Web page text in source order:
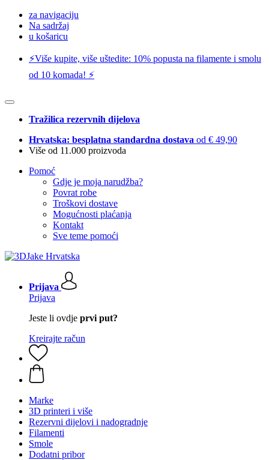
za navigaciju
Na sadržaj
u košaricu
⚡️Više kupite, više uštedite: 10% popusta na filamente i smolu
od 10 komada! ⚡️
Tražilica rezervnih dijelova
Hrvatska: besplatna standardna dostava od € 49,90
Više od 11.000 proizvoda
Pomoć
Gdje je moja narudžba?
Povrat robe
Troškovi dostave
Mogućnosti plaćanja
Kontakt
Sve teme pomoći
Prijava
Prijava
Jeste li ovdje prvi put?
Kreirajte račun
Marke
3D printeri i više
Rezervni dijelovi i nadogradnje
Filamenti
Smole
Dodatni pribor